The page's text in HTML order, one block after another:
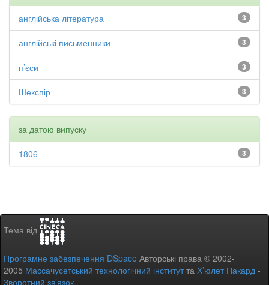
3
англійська література
3
англійські письменники
3
п’єси
3
Шекспір
за датою випуску
3
1806
Тема від
Програмне забезпечення DSpace Авторські права © 2002-
2005 Массачусетський технологічний інститутта Х’юлет Пакард -
Зворотний зв’язок